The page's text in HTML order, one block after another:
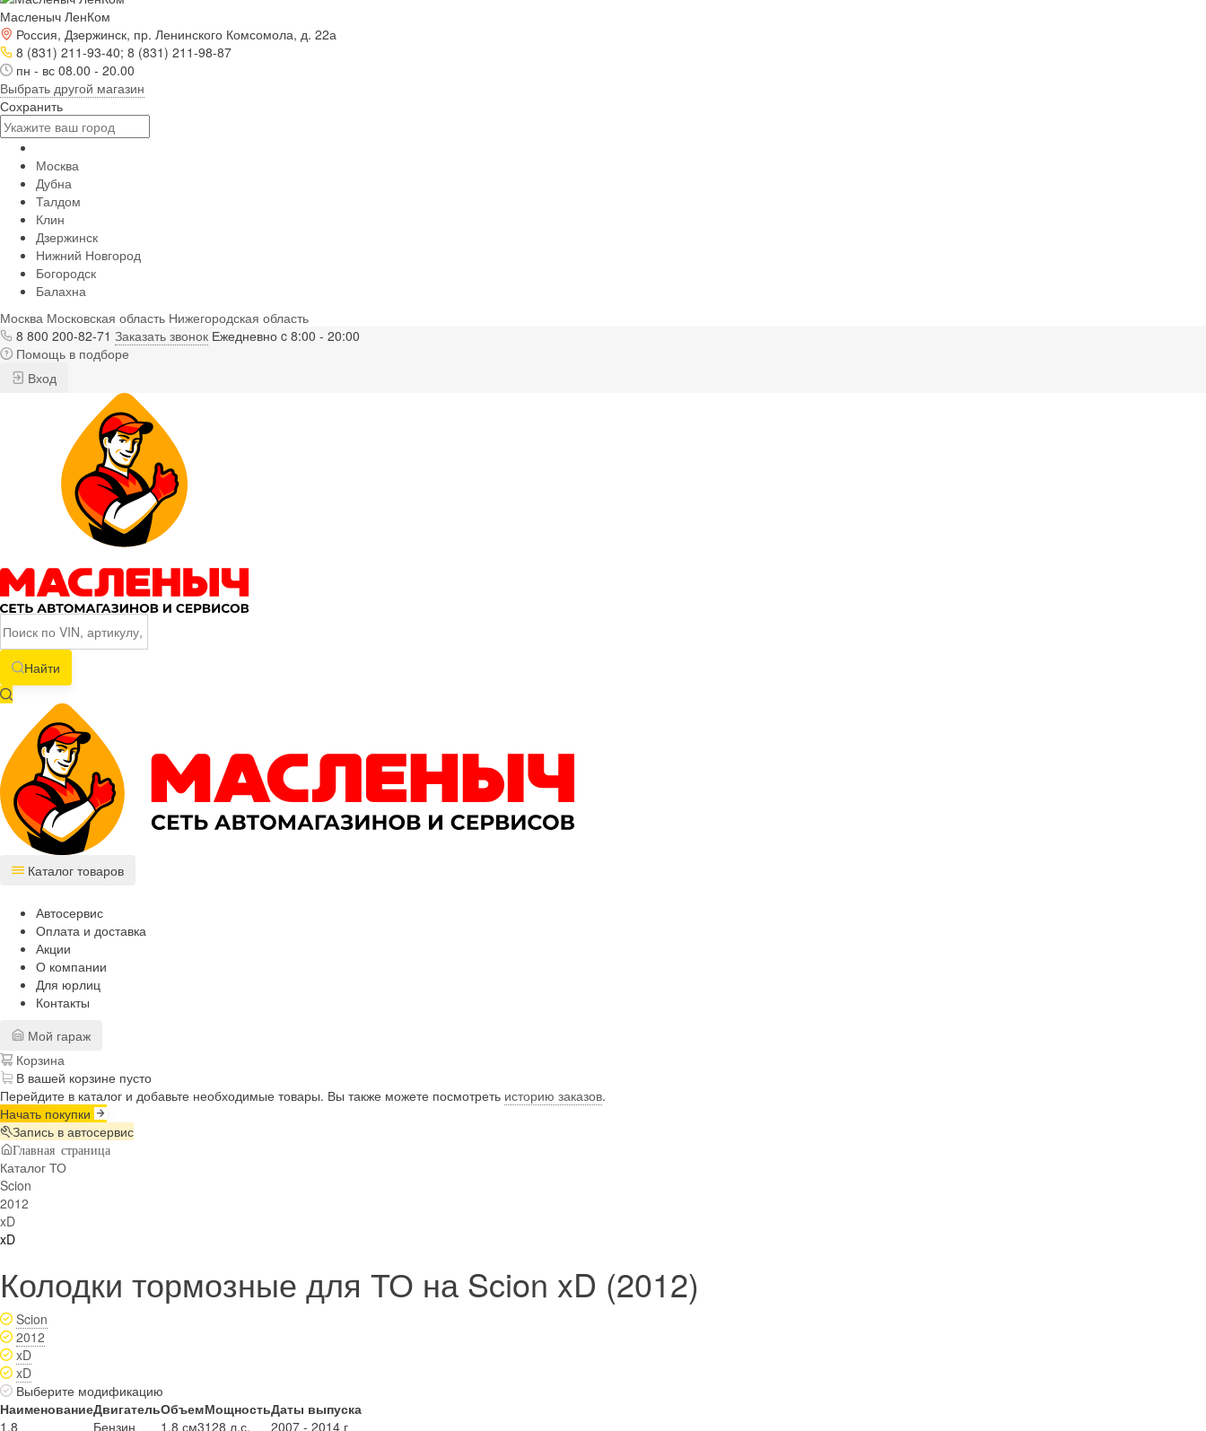
Масленыч ЛенКом
Россия, Дзержинск, пр. Ленинского Комсомола, д. 22а
8 (831) 211-93-40; 8 (831) 211-98-87
пн - вс 08.00 - 20.00
Выбрать другой магазин
Сохранить
Москва
Дубна
Талдом
Клин
Дзержинск
Нижний Новгород
Богородск
Балахна
Москва Московская область Нижегородская область
8 800 200-82-71 Заказать звонок Ежедневно c 8:00 - 20:00
Помощь в подборе
Вход
Найти
Каталог товаров
Автосервис
Оплата и доставка
Акции
О компании
Для юрлиц
Контакты
Мой гараж
Корзина
В вашей корзине пусто
Перейдите в каталог и добавьте необходимые товары. Вы также можете посмотреть историю заказов.
Начать покупки
Запись в автосервис
Главная страница
Каталог ТО
Scion
2012
xD
xD
Колодки тормозные для ТО на Scion xD (2012)
Scion
2012
xD
xD
Выберите модификацию
НаименованиеДвигательОбъемМощностьДаты выпуска
1.8
Бензин 1.8 см3128 л.с. 2007 - 2014 г